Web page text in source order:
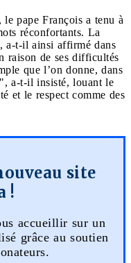
pape François a tenu à
réconfortants. La
a-t-il ainsi affirmé dans
raison de ses difficultés
que l’on donne, dans
a-t-il insisté, louant le
et le respect comme des
site
!
accueillir sur un
grâce au soutien